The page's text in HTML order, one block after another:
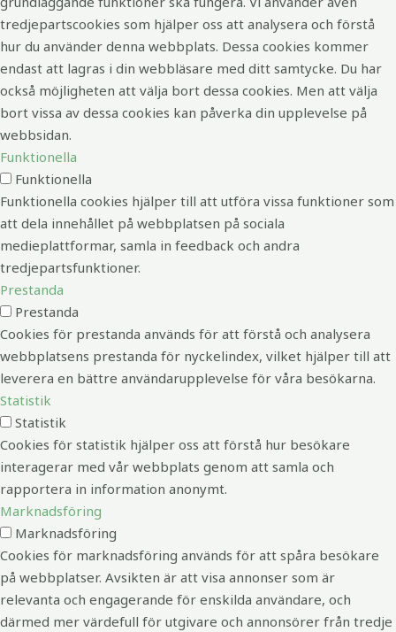
tredjepartscookies som hjälper oss att analysera och förstå
hur du använder denna webbplats. Dessa cookies kommer
endast att lagras i din webbläsare med ditt samtycke. Du har
också möjligheten att välja bort dessa cookies. Men att välja
bort vissa av dessa cookies kan påverka din upplevelse på
webbsidan.
Funktionella
Funktionella
Funktionella cookies hjälper till att utföra vissa funktioner som
att dela innehållet på webbplatsen på sociala
medieplattformar, samla in feedback och andra
tredjepartsfunktioner.
Prestanda
Prestanda
Cookies för prestanda används för att förstå och analysera
webbplatsens prestanda för nyckelindex, vilket hjälper till att
leverera en bättre användarupplevelse för våra besökarna.
Statistik
Statistik
Cookies för statistik hjälper oss att förstå hur besökare
interagerar med vår webbplats genom att samla och
rapportera in information anonymt.
Marknadsföring
Marknadsföring
Cookies för marknadsföring används för att spåra besökare
på webbplatser. Avsikten är att visa annonser som är
relevanta och engagerande för enskilda användare, och
därmed mer värdefull för utgivare och annonsörer från tredje